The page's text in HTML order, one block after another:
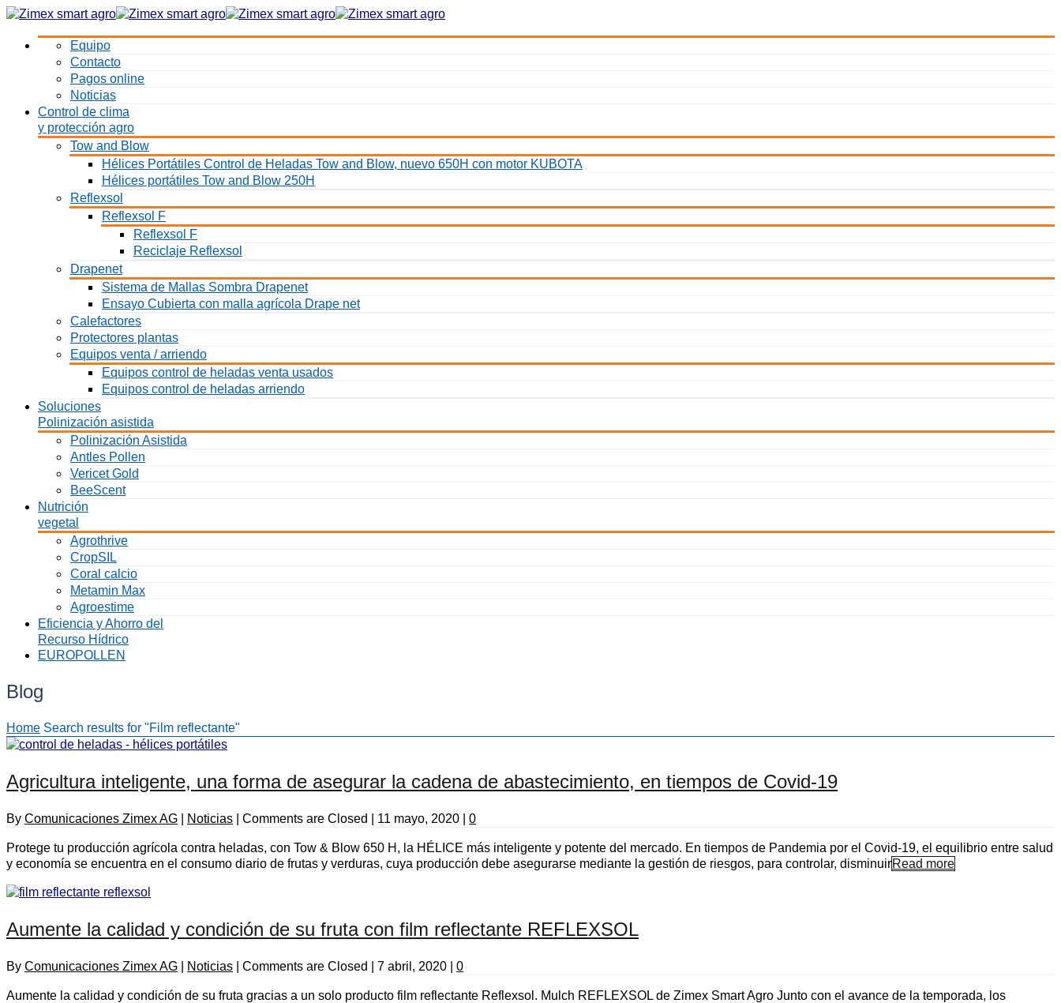
Equipo
Contacto
Pagos online
Noticias
Control de clima
y protección agro
Tow and Blow
Hélices Portátiles Control de Heladas Tow and Blow, nuevo 650H con motor KUBOTA
Hélices portátiles Tow and Blow 250H
Reflexsol
Reflexsol F
Reflexsol F
Reciclaje Reflexsol
Drapenet
Sistema de Mallas Sombra Drapenet
Ensayo Cubierta con malla agrícola Drape net
Calefactores
Protectores plantas
Equipos venta / arriendo
Equipos control de heladas venta usados
Equipos control de heladas arriendo
Soluciones
Polinización asistida
Polinización Asistida
Antles Pollen
Vericet Gold
BeeScent
Nutrición
vegetal
Agrothrive
CropSIL
Coral calcio
Metamin Max
Agroestime
Eficiencia y Ahorro del
Recurso Hídrico
EUROPOLLEN
Blog
Home Search results for "Film reflectante"
Agricultura inteligente, una forma de asegurar la cadena de abastecimiento, en tiempos de Covid-19
By Comunicaciones Zimex AG Noticias Comments are Closed 11 mayo, 2020 0
Protege tu producción agrícola contra heladas, con Tow & Blow 650 H, la HÉLICE más inteligente y potente del mercado. En tiempos de Pandemia por el Covid-19, el equilibrio entre salud
y economía se encuentra en el consumo diario de frutas y verduras, cuya producción debe asegurarse mediante la gestión de riesgos, para controlar, disminuirRead more
Aumente la calidad y condición de su fruta con film reflectante REFLEXSOL
By Comunicaciones Zimex AG Noticias Comments are Closed 7 abril, 2020 0
Aumente la calidad y condición de su fruta gracias a un solo producto film reflectante Reflexsol. Mulch REFLEXSOL de Zimex Smart Agro Junto con el avance de la temporada, los